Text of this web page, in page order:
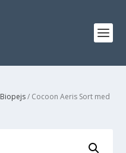
Biopejs/ Cocoon Aeris Sort med